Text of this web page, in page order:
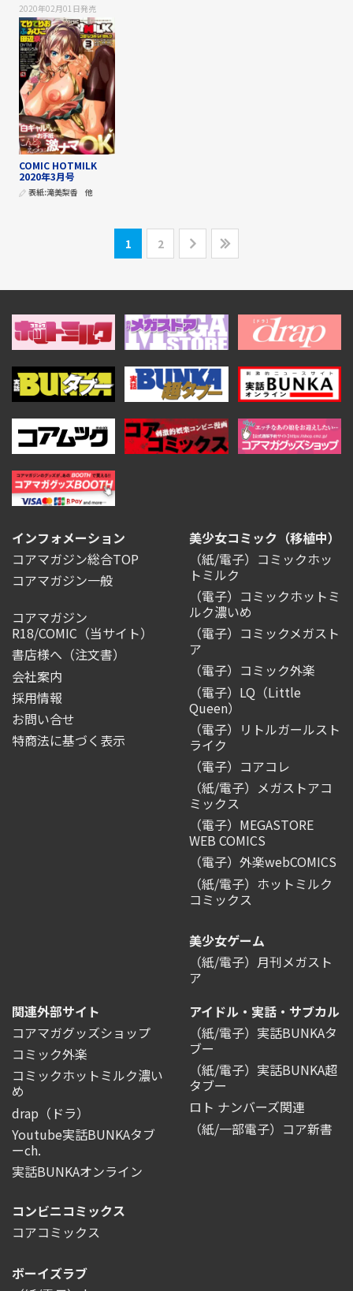
2020年02月01日発売
COMIC HOTMILK
2020年3月号
表紙:滝美梨香 他
1 2
インフォメーション
コアマガジン総合TOP
コアマガジン一般
コアマガジン
R18/COMIC （当サイト）
書店様へ（注文書）
会社案内
採用情報
お問い合せ
特商法に基づく表示
美少女コミック（移植中）
（紙/電子）コミックホッ
トミルク
（電子）コミックホットミ
ルク濃いめ
（電子）コミックメガスト
ア
（電子）コミック外楽
（電子）LQ（Little
Queen）
（電子）リトルガールスト
ライク
（電子）コアコレ
（紙/電子）メガストアコ
ミックス
（電子）MEGASTORE
WEB COMICS
（電子）外楽webCOMICS
（紙/電子）ホットミルク
コミックス
美少女ゲーム
（紙/電子）月刊メガスト
ア
関連外部サイト
コアマガグッズショップ
コミック外楽
コミックホットミルク濃い
め
drap（ドラ）
Youtube実話BUNKAタブ
ーch.
実話BUNKAオンライン
アイドル・実話・サブカル
（紙/電子）実話BUNKAタ
ブー
（紙/電子）実話BUNKA超
タブー
ロト ナンバーズ関連
（紙/一部電子）コア新書
コンビニコミックス
コアコミックス
ボーイズラブ